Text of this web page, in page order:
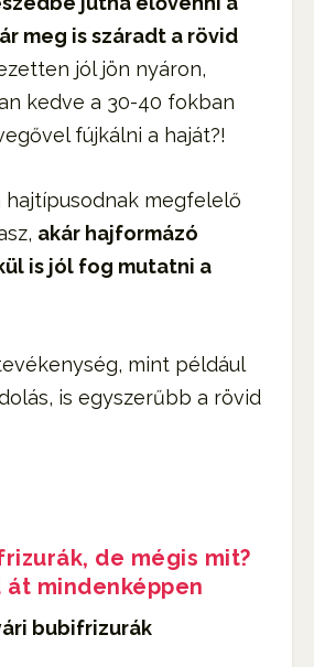
meg is száradt a rövid
jól jön nyáron,
kedve a 30-40 fokban
fújkálni a haját?!
hajtípusodnak megfelelő
akár hajformázó
is jól fog mutatni a
mint például
is egyszerűbb a rövid
de mégis mit?
át mindenképpen
bubifrizurák